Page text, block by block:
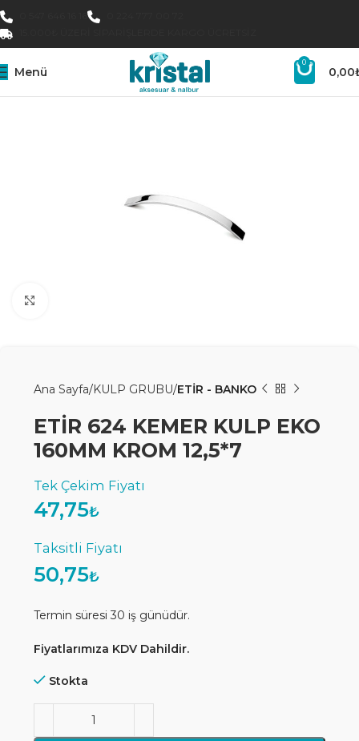
Menü
0
0,00
Ana Sayfa KULP GRUBU ETİR - BANKO
ETİR 624 KEMER KULP EKO
160MM KROM 12,5*7
47,75₺
50,75₺
Termin süresi 30 iş günüdür.
Fiyatlarımıza KDV Dahildir.
Stokta